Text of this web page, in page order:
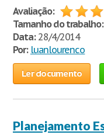
Avaliação:
Tamanho do trabalho:
Data:28/4/2014
Por: luanlourenco
Ler documento
Planejamento